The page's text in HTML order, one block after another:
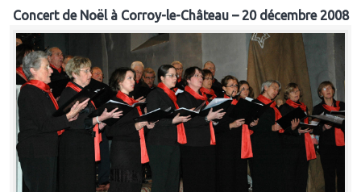
Concert de Noël à Corroy-le-Château – 20 décembre 2008